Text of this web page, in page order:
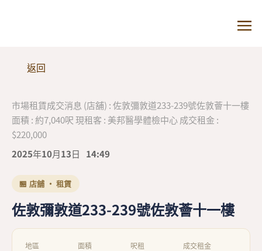
返回
市場租賃成交消息 (店舖) : 佐敦彌敦道233-239號佐敦薈十一樓
面積 : 約7,040呎 現租客 : 美邦醫學體檢中心 成交租金 :
$220,000
2025年10月13日
14:49
🏪 店舖 · 租賃
佐敦彌敦道233-239號佐敦薈十一樓
地區 面積 呎租 成交租金